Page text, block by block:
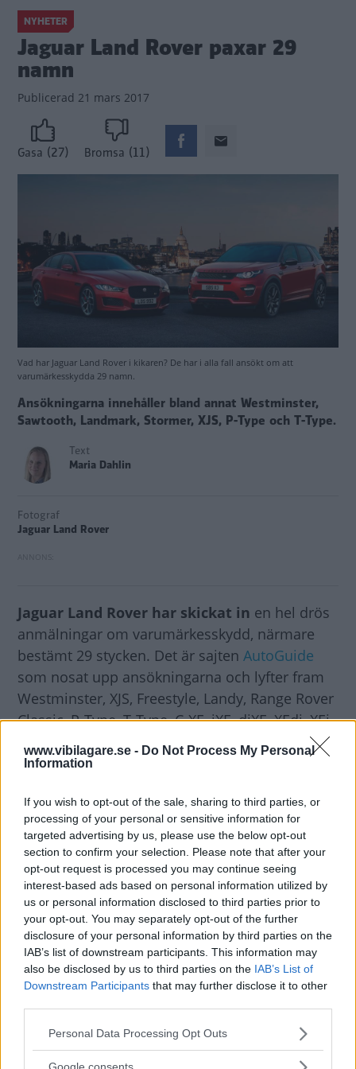
www.vibilagare.se - Do Not Process My Personal
Information
If you wish to opt-out of the sale, sharing to third parties, or
processing of your personal or sensitive information for
targeted advertising by us, please use the below opt-out
section to confirm your selection. Please note that after your
opt-out request is processed you may continue seeing
interest-based ads based on personal information utilized by
us or personal information disclosed to third parties prior to
your opt-out. You may separately opt-out of the further
disclosure of your personal information by third parties on the
IAB’s list of downstream participants. This information may
also be disclosed by us to third parties on the IAB’s List of
Downstream Participants that may further disclose it to other
Please note that this website/app uses one or more Google
not limited to your visit or usage behaviour. You may click to
Personal Data Processing Opt Outs
NYHETER
Jaguar Land Rover paxar 29
namn
Publicerad 21 mars 2017
Gasa (27) Bromsa (11)
Vad har Jaguar Land Rover i kikaren? De har i alla fall ansökt om att
varumärkesskydda 29 namn.
Ansökningarna innehåller bland annat Westminster,
Sawtooth, Landmark, Stormer, XJS, P-Type och T-Type.
Text
Maria Dahlin
Fotograf
Jaguar Land Rover
Jaguar Land Rover har skickat in en hel drös
anmälningar om varumärkesskydd, närmare
bestämt 29 stycken. Det är sajten AutoGuide
som nosat upp ansökningarna och lyfter fram
Westminster, XJS, Freestyle, Landy, Range Rover
Classic, P-Type, T-Type, C-XE, iXE, diXE, XEdi, XEi,
CXF, CXJ, Sawtooth, Stormer och Landmark som
särskilt intressanta.
De många varianterna av XEkan ha med en
elbil, likt i-Pace, att göra. Och sportbilen F-Type
kanske kan få syskon med bokstäverna P och T.
Men det är inte säkert att något av namnen
kommer att användas, huruvida Jaguar Land
Rover kommer att ta dem i bruk får tiden utvisa.
Diskutera: Vad tror du att Jaguar Land Rover
har för planer med namnen?